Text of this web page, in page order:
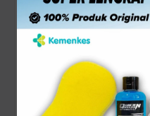
Setiap lima tahun,
melakukan
kendaraan. Siapkan
STNK asli
KTP asli